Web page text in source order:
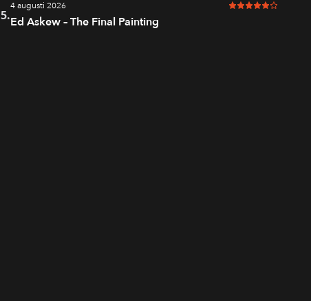
5.
4 augusti 2026 5 av 6 i betyg
Ed Askew – The Final Painting